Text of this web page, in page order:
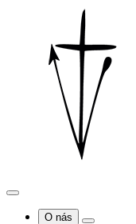
O nás